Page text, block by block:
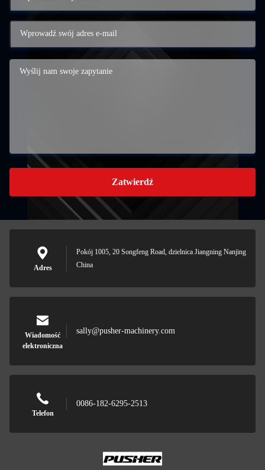
Zatwierdź
Adres
Pokój 1005, 20 Songfeng Road, dzielnica Jiangning Nanjing
China
Wiadomość
elektroniczna
sally@pusher-machinery.com
Telefon
0086-182-6295-2513